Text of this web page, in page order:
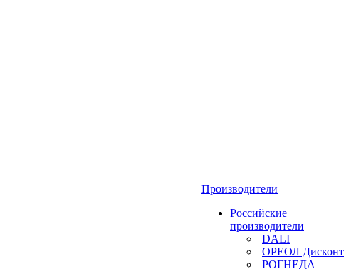
Производители
Российские
производители
DALI
ОРЕОЛ Дисконт
РОГНЕДА